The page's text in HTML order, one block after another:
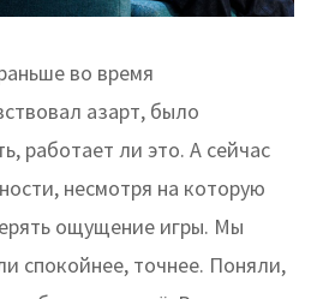
во время
азарт, было
работает ли это. А сейчас
несмотря на которую
ощущение игры. Мы
спокойнее, точнее. Поняли,